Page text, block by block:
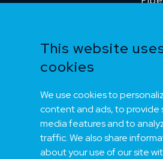
This website
cookies
We use cookies to
content and ads, to provide
media features and to
traffic. We also share
about your use of our site
Dnv
Merker 2
Merker 4